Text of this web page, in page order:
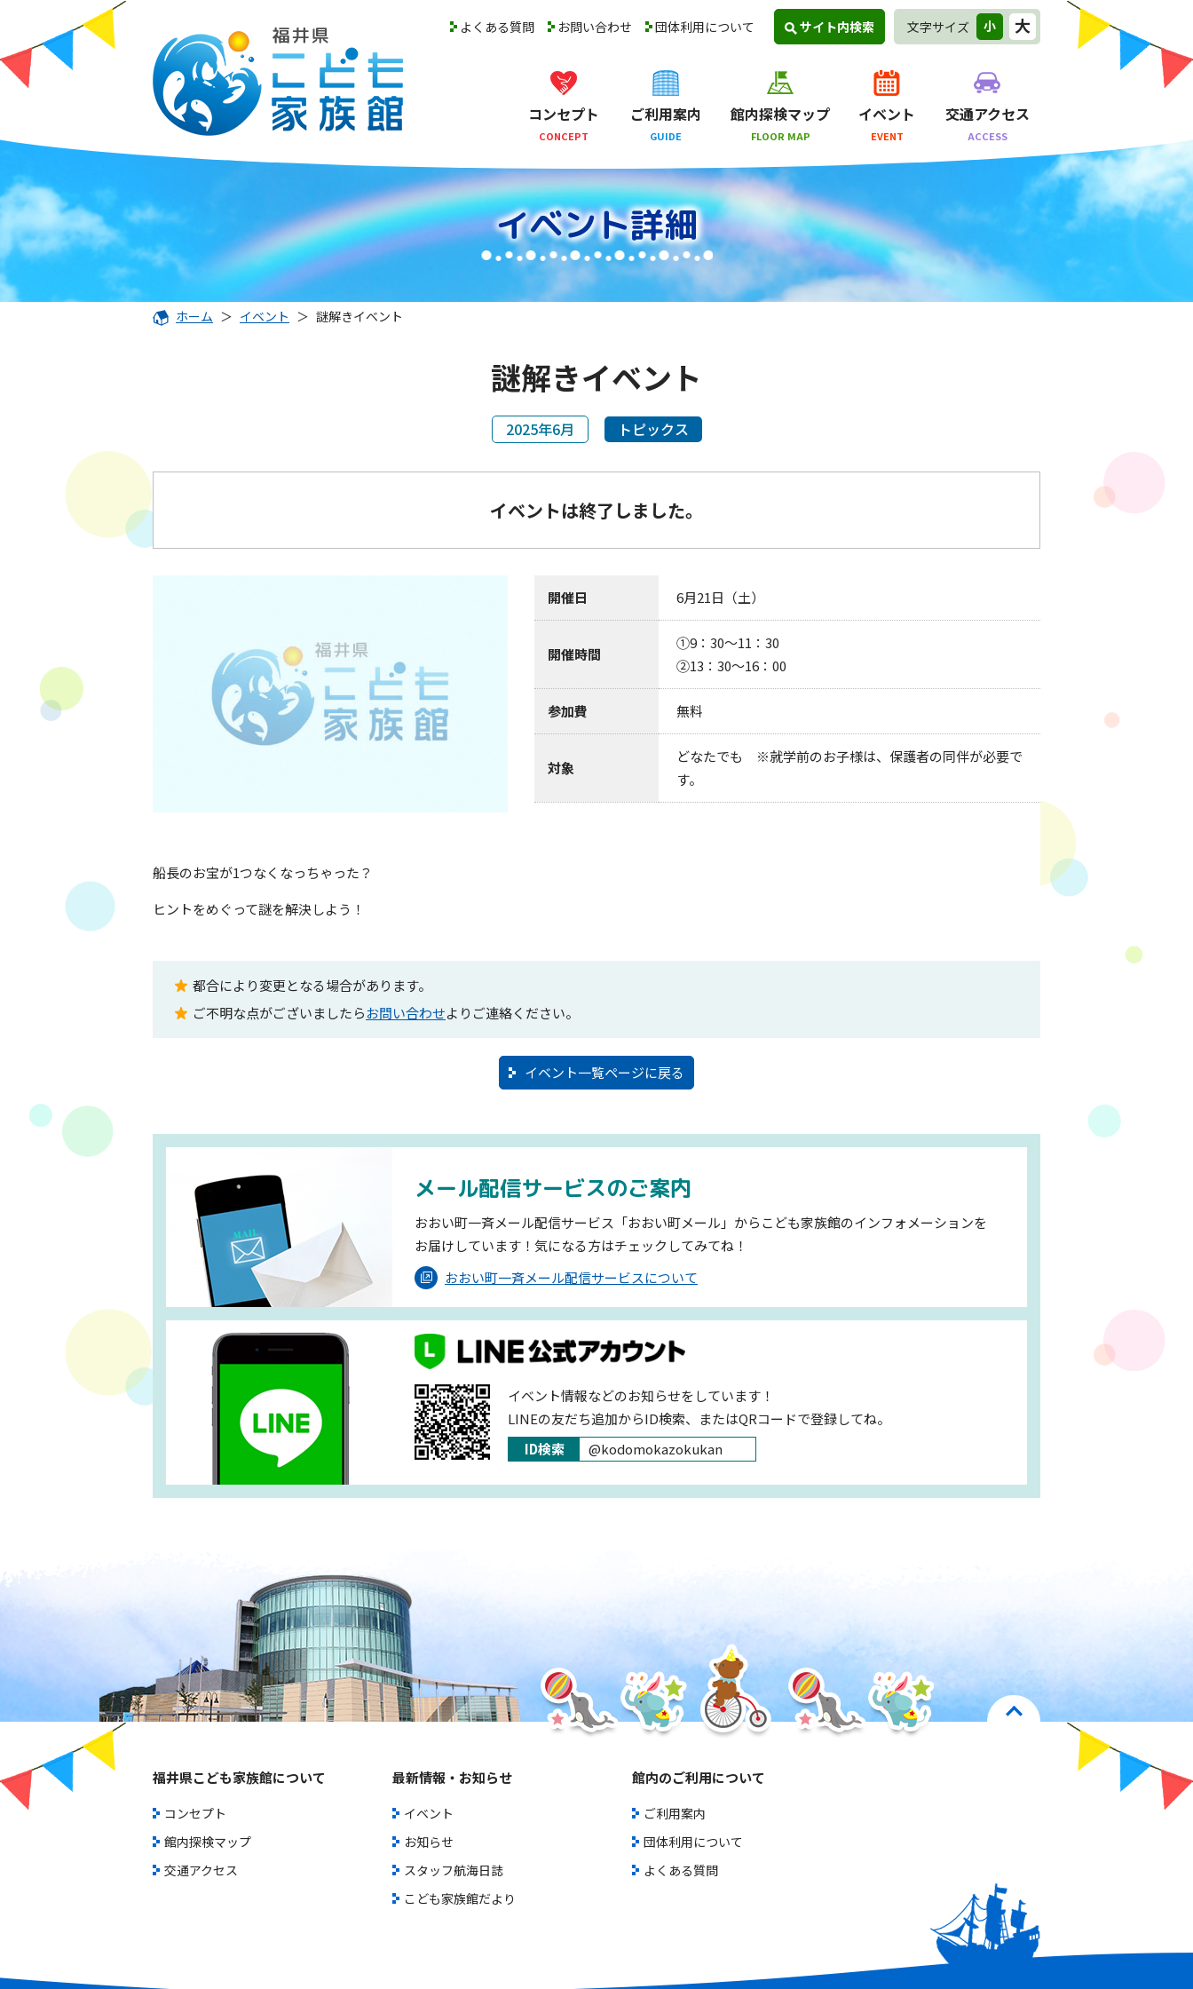
よくある質問 お問い合わせ 団体利用について サイト内検索 文字サイズ 小 大
コンセプト
CONCEPT
ご利用案内
GUIDE
館内探検マップ
FLOOR MAP
イベント
EVENT
交通アクセス
ACCESS
イベント詳細
ホーム ＞ イベント ＞ 謎解きイベント
謎解きイベント
2025年6月 トピックス
イベントは終了しました。
船長のお宝が1つなくなっちゃった？
ヒントをめぐって謎を解決しよう！
開催日 6月21日（土）
開催時間
①9：30〜11：30
②13：30〜16：00
参加費 無料
対象
どなたでも ※就学前のお子様は、保護者の同伴が必要で
す。
都合により変更となる場合があります。
ご不明な点がございましたらお問い合わせよりご連絡ください。
イベント一覧ページに戻る
メール配信サービスのご案内
おおい町一斉メール配信サービス「おおい町メール」からこども家族館のインフォメーションを
お届けしています！気になる方はチェックしてみてね！
おおい町一斉メール配信サービスについて
イベント情報などのお知らせをしています！
LINEの友だち追加からID検索、またはQRコードで登録してね。
ID検索
@kodomokazokukan
福井県こども家族館について
コンセプト
館内探検マップ
交通アクセス
最新情報・お知らせ
イベント
お知らせ
スタッフ航海日誌
こども家族館だより
館内のご利用について
ご利用案内
団体利用について
よくある質問